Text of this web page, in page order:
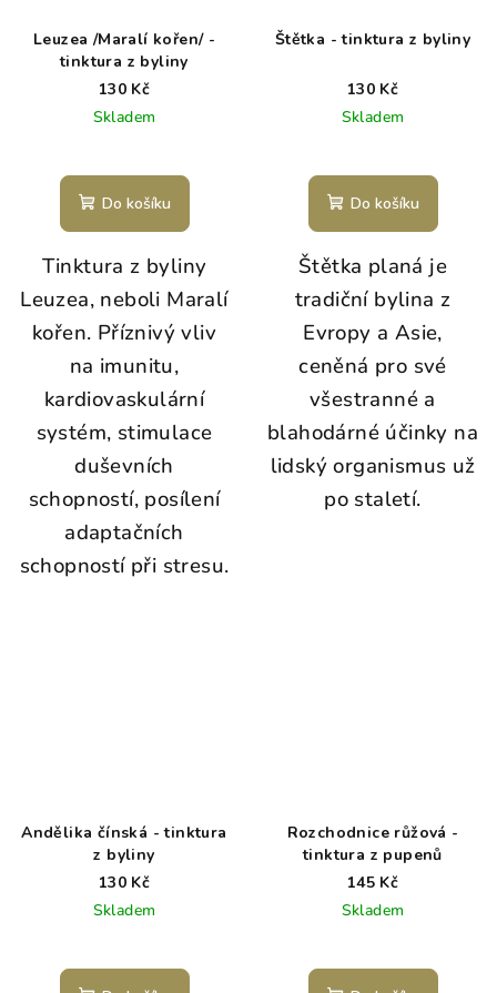
Leuzea /Maralí kořen/ -
tinktura z byliny
130 Kč
Skladem
Do košíku
Tinktura z byliny
Leuzea, neboli Maralí
kořen. Příznivý vliv
na imunitu,
kardiovaskulární
systém, stimulace
duševních
schopností, posílení
adaptačních
schopností při stresu.
Štětka - tinktura z byliny
130 Kč
Skladem
Do košíku
Štětka planá je
tradiční bylina z
Evropy a Asie,
ceněná pro své
všestranné a
blahodárné účinky na
lidský organismus už
po staletí.
Andělika čínská - tinktura
z byliny
130 Kč
Skladem
Rozchodnice růžová -
tinktura z pupenů
145 Kč
Skladem